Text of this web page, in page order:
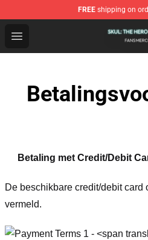
FREE shipping on
Open menu
Skul: The Hero Slayer
Betaling met Credit/Debit
De beschikbare credit/debit card
vermeld.